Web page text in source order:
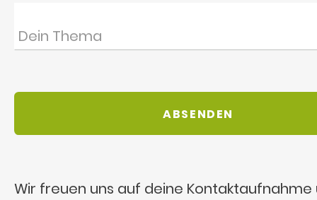
Wir freuen uns auf deine Kontaktaufnahme